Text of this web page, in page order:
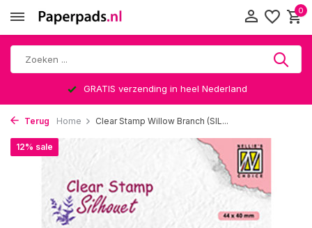
0
GRATIS verzending in heel Nederland
Terug Home Clear Stamp Willow Branch (SIL...
12% sale